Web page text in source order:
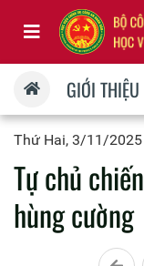
GIỚI THIỆU
Thứ Hai, 3/11/
Tự chủ
hùng cường